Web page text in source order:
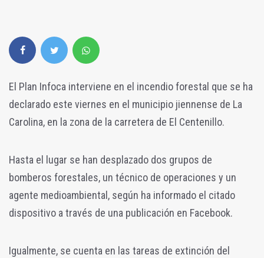
El Plan Infoca interviene en el incendio forestal que se ha
declarado este viernes en el municipio jiennense de La
Carolina, en la zona de la carretera de El Centenillo.
Hasta el lugar se han desplazado dos grupos de
bomberos forestales, un técnico de operaciones y un
agente medioambiental, según ha informado el citado
dispositivo a través de una publicación en Facebook.
Igualmente, se cuenta en las tareas de extinción del